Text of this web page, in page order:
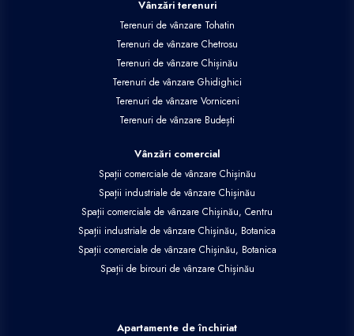
Vânzări terenuri
Terenuri de vânzare Tohatin
Terenuri de vânzare Chetrosu
Terenuri de vânzare Chișinău
Terenuri de vânzare Ghidighici
Terenuri de vânzare Vorniceni
Terenuri de vânzare Budești
Vânzări comercial
Spații comerciale de vânzare Chișinău
Spații industriale de vânzare Chișinău
Spații comerciale de vânzare Chișinău, Centru
Spații industriale de vânzare Chișinău, Botanica
Spații comerciale de vânzare Chișinău, Botanica
Spații de birouri de vânzare Chișinău
Apartamente de închiriat